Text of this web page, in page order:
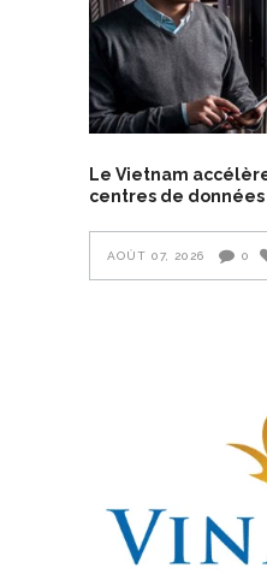
Le Vietnam
centres de données
AOÛT 07, 2026 0